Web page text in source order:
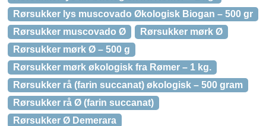
Rørsukker lys muscovado Økologisk Biogan – 500 gr
Rørsukker muscovado Ø
Rørsukker mørk Ø
Rørsukker mørk Ø – 500 g
Rørsukker mørk økologisk fra Rømer – 1 kg.
Rørsukker rå (farin succanat) økologisk – 500 gram
Rørsukker rå Ø (farin succanat)
Rørsukker Ø Demerara